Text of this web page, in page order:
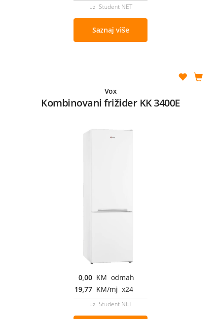
uz Student NET
Saznaj više
Vox
Kombinovani frižider KK 3400E
0,00 KM odmah
19,77 KM/mj x24
uz Student NET